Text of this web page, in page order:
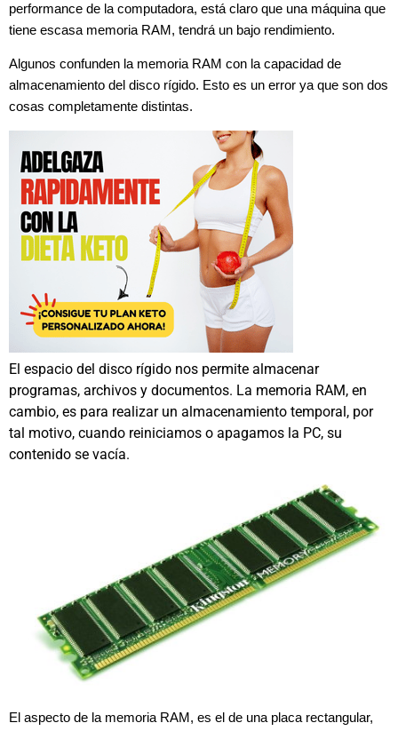
performance de la computadora, está claro que una máquina que
tiene escasa memoria RAM, tendrá un bajo rendimiento.
Algunos confunden la memoria RAM con la capacidad de
almacenamiento del disco rígido. Esto es un error ya que son dos
cosas completamente distintas.
El espacio del disco rígido nos permite almacenar
programas, archivos y documentos. La memoria RAM, en
cambio, es para realizar un almacenamiento temporal, por
tal motivo, cuando reiniciamos o apagamos la PC, su
contenido se vacía.
El aspecto de la memoria RAM, es el de una placa rectangular,